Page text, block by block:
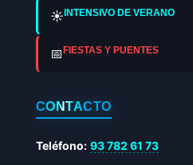
☀️INTENSIVO DE VERANO
📅FIESTAS Y PUENTES
CONTACTO
Teléfono: 93 782 61 73